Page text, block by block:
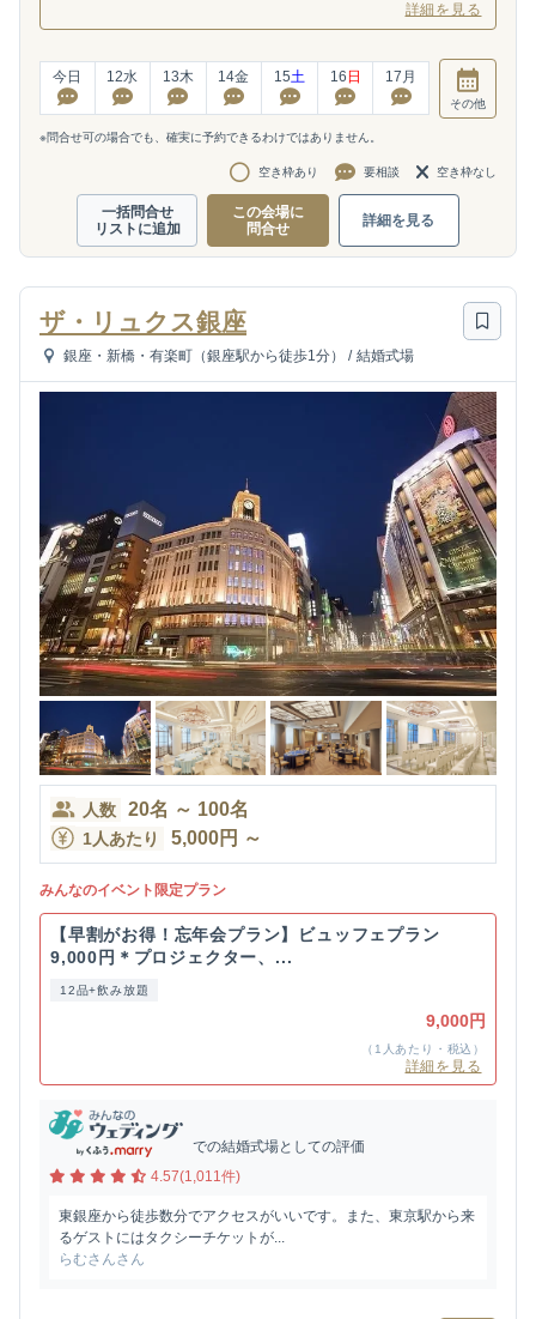
詳細を見る
今日 12水 13木 14金 15土 16 日 17 月
その他
※問合せ可の場合でも、確実に予約できるわけではありません。
空き枠あり 要相談 空き枠なし
一括問合せ
リストに追加
この会場に
問合せ
詳細を見る
ザ・リュクス銀座
銀座・新橋・有楽町（銀座駅から徒歩1分） / 結婚式場
人数 20名 ～ 100名
1人あたり 5,000円 ～
みんなのイベント限定プラン
【早割がお得！忘年会プラン】ビュッフェプラン
9,000円＊プロジェクター、...
12品+飲み放題
9,000円
（1人あたり・税込）
詳細を見る
での結婚式場としての評価
4.57(1,011件)
東銀座から徒歩数分でアクセスがいいです。また、東京駅から来
るゲストにはタクシーチケットが...
らむさんさん